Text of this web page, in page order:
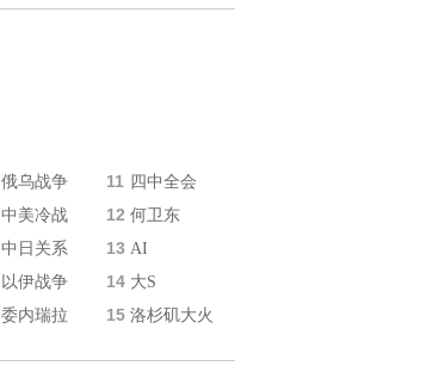
俄乌战争 11 四中全会
中美冷战 12 何卫东
中日关系 13 AI
以伊战争 14 大S
委内瑞拉 15 洛杉矶大火